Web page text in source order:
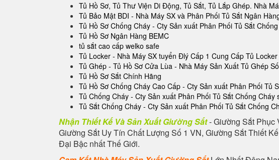
Tủ Hồ Sơ, Tủ Thư Viện Di Động, Tủ Sắt, Tủ Lắp Ghép. Nhà
Tủ Bảo Mật BDI - Nhà Máy SX và Phân Phối Tủ Sắt Ngân
Tủ Hồ Sơ Chống Cháy - Cty Sản xuất Phân Phối Tủ Sắt
Tủ Hồ Sơ Ngân Hàng BEMC
tủ sắt cao cấp welko safe
Tủ Locker - Nhà Máy SX tuyển Đlý Cấp 1 Cung Cấp Tủ
Tủ Ghép - Tủ Hồ Sơ Cửa Lùa - Nhà Máy Sản Xuất Tủ Ghép
Tủ Hồ Sơ Sắt Chính Hãng
Tủ Hồ Sơ Chống Cháy Cao Cấp - Cty Sản xuất Phân Phối Tủ
Tủ Chống Cháy - Cty Sản xuất Phân Phối Tủ Sắt Chống Cháy
Tủ Sắt Chống Cháy - Cty Sản xuất Phân Phối Tủ Sắt Chống
Nhận Thiết Kế Và Sản Xuất Giường Sắt- Giường Sắt Phục
Giường Sắt Uy Tín Chất Lượng Số 1 VN, Giường Sắt Thiết
Đại Bậc nhất Thế Giới.